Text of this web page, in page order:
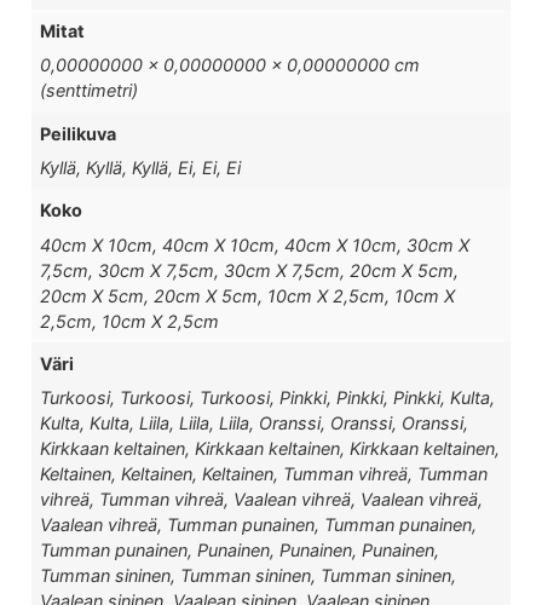
Mitat
0,00000000 × 0,00000000 × 0,00000000 cm
(senttimetri)
Peilikuva
Kyllä, Kyllä, Kyllä, Ei, Ei, Ei
Koko
40cm X 10cm, 40cm X 10cm, 40cm X 10cm, 30cm X
7,5cm, 30cm X 7,5cm, 30cm X 7,5cm, 20cm X 5cm,
20cm X 5cm, 20cm X 5cm, 10cm X 2,5cm, 10cm X
2,5cm, 10cm X 2,5cm
Väri
Turkoosi, Turkoosi, Turkoosi, Pinkki, Pinkki, Pinkki, Kulta,
Kulta, Kulta, Liila, Liila, Liila, Oranssi, Oranssi, Oranssi,
Kirkkaan keltainen, Kirkkaan keltainen, Kirkkaan keltainen,
Keltainen, Keltainen, Keltainen, Tumman vihreä, Tumman
vihreä, Tumman vihreä, Vaalean vihreä, Vaalean vihreä,
Vaalean vihreä, Tumman punainen, Tumman punainen,
Tumman punainen, Punainen, Punainen, Punainen,
Tumman sininen, Tumman sininen, Tumman sininen,
Vaalean sininen, Vaalean sininen, Vaalean sininen,